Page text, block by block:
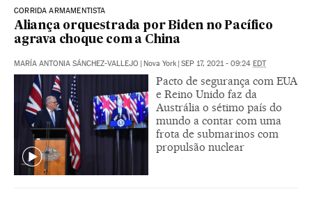
CORRIDA ARMAMENTISTA
Aliança orquestrada por Biden no Pacífico
agrava choque com a China
MARÍA ANTONIA SÁNCHEZ-VALLEJO | Nova York | SEP 17, 2021 - 09:24 EDT
Pacto de segurança com EUA
e Reino Unido faz da
Austrália o sétimo país do
mundo a contar com uma
frota de submarinos com
propulsão nuclear